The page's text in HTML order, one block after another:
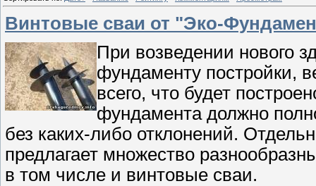
Винтовые сваи от "Эко-
При возведении нового
фундаменту постройки,
всего, что будет
фундамента должно
без каких-либо отклонений.
предлагает множество
в том числе и винтовые сваи.